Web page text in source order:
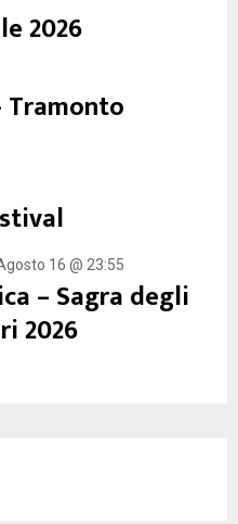
2026
Tramonto
16 @ 23:55
– Sagra degli
2026